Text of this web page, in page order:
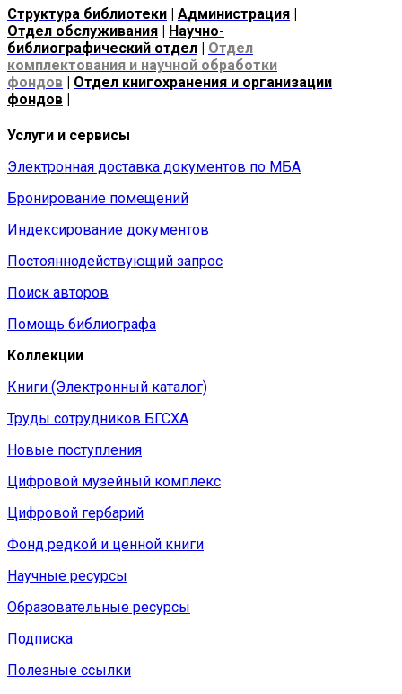
Структура библиотеки | Администрация |
Отдел обслуживания | Научно-
библиографический отдел | Отдел
комплектования и научной обработки
фондов | Отдел книгохранения и организации
фондов |
Услуги и сервисы
Электронная доставка документов по МБА
Бронирование помещений
Индексирование документов
Постояннодействующий запрос
Поиск авторов
Помощь библиографа
Коллекции
Книги (Электронный каталог)
Труды сотрудников БГСХА
Новые поступления
Цифровой музейный комплекс
Цифровой гербарий
Фонд редкой и ценной книги
Научные ресурсы
Образовательные ресурсы
Подписка
Полезные ссылки